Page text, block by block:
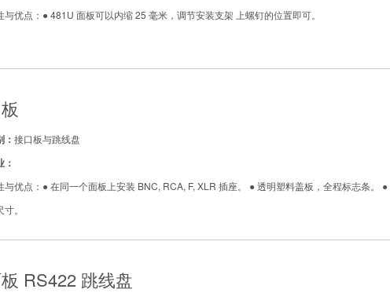
与优点：● 481U 面板可以内缩 25 毫米，调节安装支架 上螺钉的位置即可。
： 接口板与跳线盘
：
与优点：● 在同一个面板上安装 BNC, RCA, F, XLR 插座。 ● 透明塑料盖板，全程标志条。
。
RS422 跳线盘